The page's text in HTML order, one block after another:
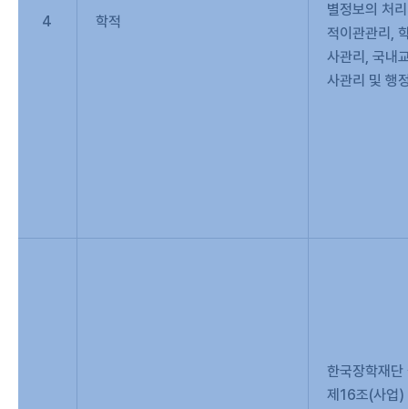
4 학적
별정보의 처
적이관관리,
사관리, 국내
사관리 및 행
한국장학재
제16조(사업)